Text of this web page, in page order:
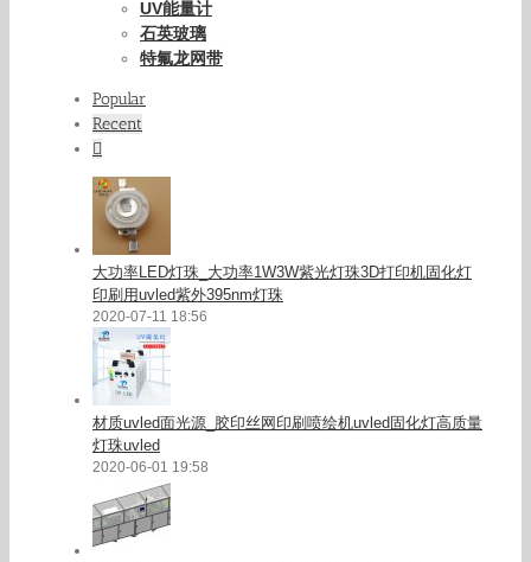
UV能量计
石英玻璃
特氟龙网带
Popular
Recent
大功率LED灯珠_大功率1W3W紫光灯珠3D打印机固化灯
印刷用uvled紫外395nm灯珠
2020-07-11 18:56
材质uvled面光源_胶印丝网印刷喷绘机uvled固化灯高质量
灯珠uvled
2020-06-01 19:58